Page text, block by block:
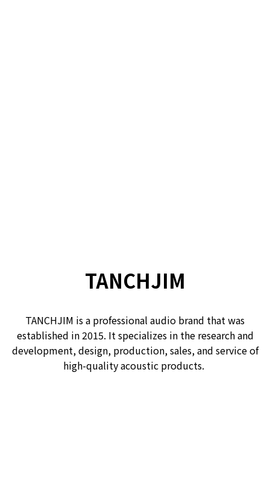
TANCHJIM
TANCHJIM is a professional audio brand that was
established in 2015. It specializes in the research and
development, design, production, sales, and service of
high-quality acoustic products.